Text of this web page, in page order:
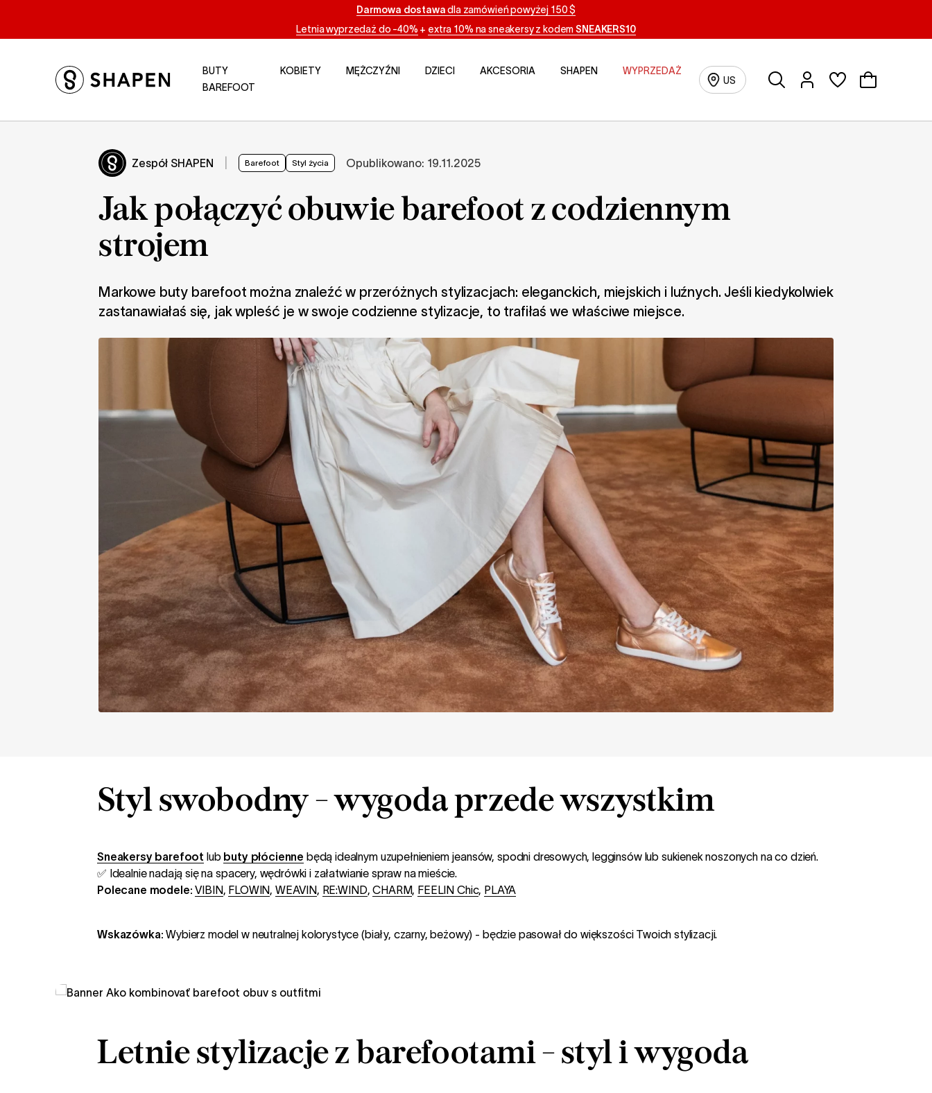
Darmowa dostawadla zamówień powyżej 150 $
Letnia wyprzedaż do -40% + extra 10% na sneakersy z kodemSNEAKERS10
BUTY
BAREFOOT
KOBIETY MĘŻCZYŹNI DZIECI AKCESORIA SHAPEN
WYPRZEDAŻ
US
Szukaj Logowanie/Rejestracja
Zespół SHAPEN Barefoot Styl życia Opublikowano: 19.11.2025
Jak połączyć obuwie barefoot z codziennym
strojem
Markowe buty barefoot można znaleźć w przeróżnych stylizacjach: eleganckich, miejskich i luźnych. Jeśli kiedykolwiek
zastanawiałaś się, jak wpleść je w swoje codzienne stylizacje, to trafiłaś we właściwe miejsce.
Styl swobodny - wygoda przede wszystkim
Sneakersy barefoot lub buty płócienne będą idealnym uzupełnieniem jeansów, spodni dresowych, legginsów lub sukienek noszonych na co dzień.
✅ Idealnie nadają się na spacery, wędrówki i załatwianie spraw na mieście.
Polecane modele: VIBIN, FLOWIN, WEAVIN, RE:WIND,CHARM, FEELIN Chic, PLAYA
Wskazówka: Wybierz model w neutralnej kolorystyce (biały, czarny, beżowy) - będzie pasował do większości Twoich stylizacji.
Letnie stylizacje z barefootami - styl i wygoda